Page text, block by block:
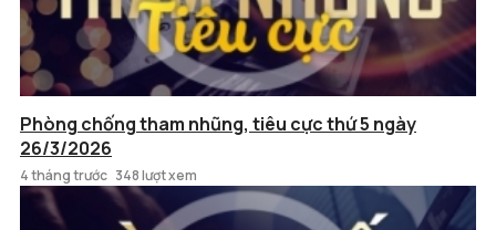
Phòng chống tham nhũng, tiêu cực thứ 5 ngày
26/3/2026
4 tháng trước 348 lượt xem